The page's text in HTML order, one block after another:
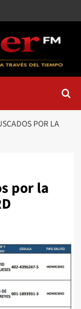
POR LA
por la